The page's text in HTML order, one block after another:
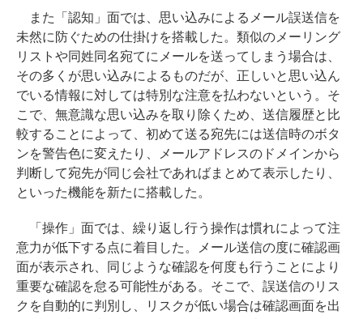
また「認知」面では、思い込みによるメール誤送信を
未然に防ぐための仕掛けを搭載した。類似のメーリング
リストや同姓同名宛てにメールを送ってしまう場合は、
その多くが思い込みによるものだが、正しいと思い込ん
でいる情報に対しては特別な注意を払わないという。そ
こで、無意識な思い込みを取り除くため、送信履歴と比
較することによって、初めて送る宛先には送信時のボタ
ンを警告色に変えたり、メールアドレスのドメインから
判断して宛先が同じ会社であればまとめて表示したり、
といった機能を新たに搭載した。
「操作」面では、繰り返し行う操作は慣れによって注
意力が低下する点に着目した。メール送信の度に確認画
面が表示され、同じような確認を何度も行うことにより
重要な確認を怠る可能性がある。そこで、誤送信のリス
クを自動的に判別し、リスクが低い場合は確認画面を出